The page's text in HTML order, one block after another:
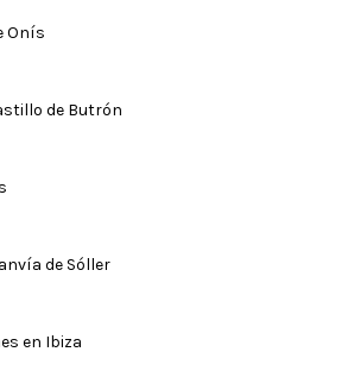
Onís
de Butrón
de Sóller
en Ibiza